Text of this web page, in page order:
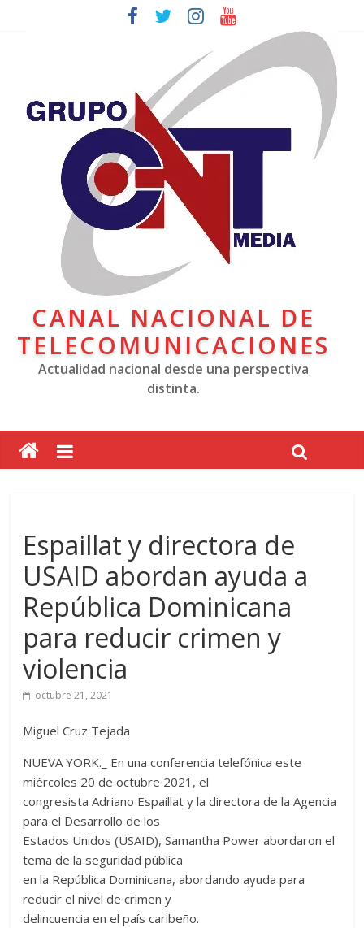
CANAL NACIONAL DE
TELECOMUNICACIONES
Actualidad nacional desde una perspectiva
distinta.
Espaillat y directora de
USAID abordan ayuda a
República Dominicana
para reducir crimen y
violencia
octubre 21, 2021
Miguel Cruz Tejada
NUEVA YORK._ En una conferencia telefónica este
miércoles 20 de octubre 2021, el
congresista Adriano Espaillat y la directora de la Agencia
para el Desarrollo de los
Estados Unidos (USAID), Samantha Power abordaron el
tema de la seguridad pública
en la República Dominicana, abordando ayuda para
reducir el nivel de crimen y
delincuencia en el país caribeño.